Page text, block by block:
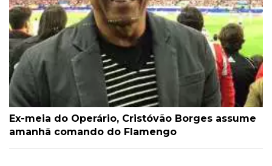
Ex-meia do Operário, Cristóvão Borges assume
amanhã comando do Flamengo